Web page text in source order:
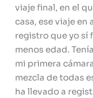
viaje final, en el
casa, ese viaje en
registro que yo sí
menos edad.
mi primera
mezcla de todas
ha llevado a